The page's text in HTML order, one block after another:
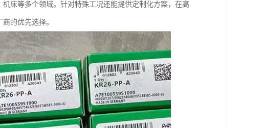
床等多个领域。针对特殊工况还能提供定制化方案，在高
的优先选择。